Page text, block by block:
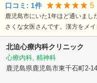
口コミ: 1件 5
鹿児島市にいた1年ほど通いま
さくな女医さんです。漢方をメイ
北迫心療内科クリニック
心療内科, 精神科
鹿児島県鹿児島市東千石町2-